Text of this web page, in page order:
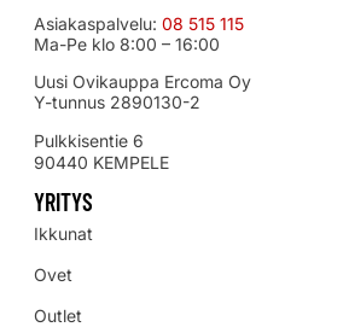
Asiakaspalvelu: 08 515 115
Ma-Pe klo 8:00 – 16:00
Uusi Ovikauppa Ercoma Oy
Y-tunnus 2890130-2
Pulkkisentie 6
90440 KEMPELE
YRITYS
Ikkunat
Ovet
Outlet